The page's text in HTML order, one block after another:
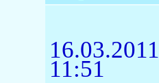
16.03.2011
11:51